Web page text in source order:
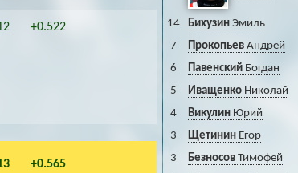
+0.522
+0.565
14 БихузинЭмиль
7
ПрокопьевАндрей
6
ПавенскийБогдан
5
ИващенкоНиколай
4
ВикулинЮрий
3
ЩетининЕгор
3
БезносовТимофей